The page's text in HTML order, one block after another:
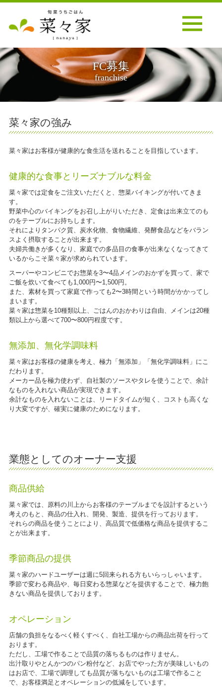
FC募集
franchise
菜々家の強み
菜々家はお客様が健康的な食生活を送れることを目指しています。
健康的な食事とリーズナブルな料金
菜々家では定食をご注文いただくと、惣菜バイキングが付いてきま
す。
野菜中心のバイキングをお召し上がりいただき、定食は出来立てのも
のをテーブルにお持ちします。
それによりタンパク質、炭水化物、食物繊維、発酵食品などをバラン
スよく摂取することが出来ます。
夫婦共働きが多くなり、家庭での多品目の食事が出来なくなってきて
いるからこそ菜々家が求められています。
スーパーやコンビニでお惣菜を3〜4品メインのおかずを買って、家で
ご飯を炊いて食べても1,000円〜1,500円。
また、素材を買って家庭で作っても2〜3時間という時間がかかってし
まいます。
菜々家は惣菜を10種類以上、ごはんのおかわりは自由、メインは20種
類以上から選べて700〜800円程度です。
無添加、無化学調味料
菜々家はお客様の健康を考え、極力「無添加」「無化学調味料」にこ
だわります。
メーカー品を極力使わず、自社製のソースやタレを使うことで、余計
なものを入れない商品が実現できます。
余計なものを入れないことは、リードタイムが短く、コストも高くな
り大変ですが、確実に健康のためになります。
業態としてのオーナー支援
商品供給
菜々家では、原料の川上からお客様のテーブルまでを設計するという
考えのもと、商品の仕入れ、開発、製造、提供を行っております。
それらの商品を使うことにより、高品質で低価格な商品を提供するこ
とが出来ます。
季節商品の提供
菜々家のハードユーザーは週に5回来られる方もいらっしゃいます。
季節で変わる商品や、毎日変わる惣菜などを提供することで、極力飽
きない商品を提供しております。
オペレーション
店舗の負担をなるべく軽くすべく、自社工場からの商品出荷を行って
おります。
ただし、工場で作ることで品質の落ちるものは作りません。
出汁取りやとんかつのパン粉付など、お店でやった方が美味しいもの
はお店で、工場で調理しても品質が落ちないものは工場で作ること
で、お客様満足とオペレーションの低減をしています。